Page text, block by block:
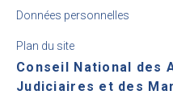
Données personnelles
Plan du site
Conseil National des
Judiciaires et des